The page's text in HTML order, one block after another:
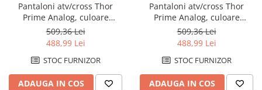
Pantaloni atv/cross Thor
Prime Analog, culoare
galben/rosu, marime 29
509,36 Lei
488,99 Lei
STOC FURNIZOR
ADAUGA IN COS
Pantaloni atv/cross Thor
Prime Analog, culoare
galben/rosu, marime 31
509,36 Lei
488,99 Lei
STOC FURNIZOR
ADAUGA IN COS